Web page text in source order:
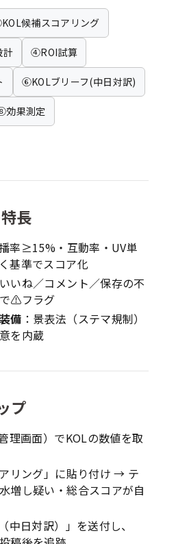
候補スコアリング
計 ④ROI試算
⑥KOLブリーフ(中日対訳)
効果測定
長
率≥15%・互動率・UV単
基準でスコア化
いいね／コメント／保存の不
⚠フラグ
備 ：景表法（ステマ規制）
を内蔵
プ
理画面）でKOLの数値を取
リング」に貼り付け → テ
増し疑い・総合スコアが自
中日対訳）」を送付し、